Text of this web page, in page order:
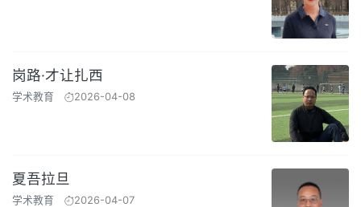
岗路·才让扎西
学术教育 2026-04-08
夏吾拉旦
学术教育 2026-04-07